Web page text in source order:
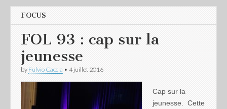
FOCUS
FOL 93 : cap sur la
jeunesse
by Fulvio Caccia • 4 juillet 2016
Cap sur la
jeunesse. Cette